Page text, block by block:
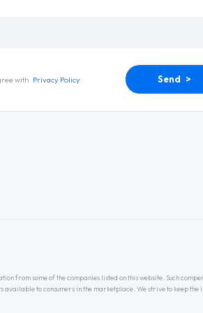
with Privacy Policy Send >
from some of the companies listed on this website. Such
to consumers in the marketplace. We strive to keep the